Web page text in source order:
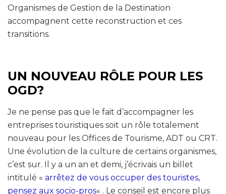
Organismes de Gestion de la Destination
accompagnent cette reconstruction et ces
transitions.
UN NOUVEAU RÔLE POUR LES
OGD?
Je ne pense pas que le fait d’accompagner les
entreprises touristiques soit un rôle totalement
nouveau pour les Offices de Tourisme, ADT ou CRT.
Une évolution de la culture de certains organismes,
c’est sur. Il y a un an et demi, j’écrivais un billet
intitulé « arrêtez de vous occuper des touristes,
pensez aux socio-pros« . Le conseil est encore plus